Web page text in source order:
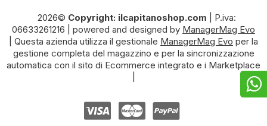
2026© Copyright: ilcapitanoshop.com
P.iva:
06633261216
powered and designed by ManagerMag Evo
| Questa azienda utilizza il gestionale ManagerMag Evo per la
gestione completa del magazzino e per la sincronizzazione
automatica con il sito di Ecommerce integrato e i Marketplace